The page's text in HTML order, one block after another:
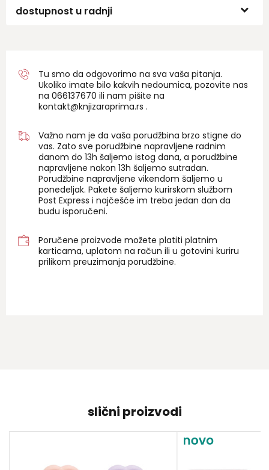
dostupnost u radnji
Tu smo da odgovorimo na sva vaša pitanja.
Ukoliko imate bilo kakvih nedoumica, pozovite nas
na 066137670 ili nam pišite na
kontakt@knjizaraprima.rs .
Važno nam je da vaša porudžbina brzo stigne do
vas. Zato sve porudžbine napravljene radnim
danom do 13h šaljemo istog dana, a porudžbine
napravljene nakon 13h šaljemo sutradan.
Porudžbine napravljene vikendom šaljemo u
ponedeljak. Pakete šaljemo kurirskom službom
Post Express i najčešće im treba jedan dan da
budu isporučeni.
Poručene proizvode možete platiti platnim
karticama, uplatom na račun ili u gotovini kuriru
prilikom preuzimanja porudžbine.
slični proizvodi